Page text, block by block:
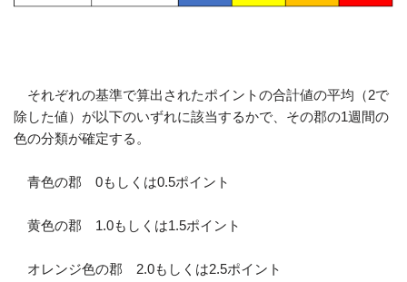
それぞれの基準で算出されたポイントの合計値の平均（2で
除した値）が以下のいずれに該当するかで、その郡の1週間の
色の分類が確定する。
青色の郡 0もしくは0.5ポイント
黄色の郡 1.0もしくは1.5ポイント
オレンジ色の郡 2.0もしくは2.5ポイント